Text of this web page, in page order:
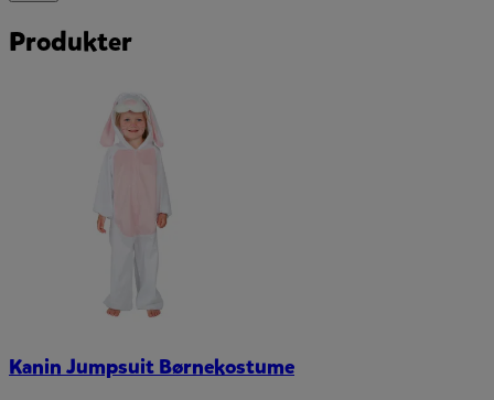
Produkter
Kanin Jumpsuit Børnekostume